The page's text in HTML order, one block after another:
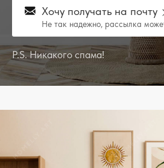
Хочу получать на почту
Не так надежно, рассылка
P.S. Никакого спама!